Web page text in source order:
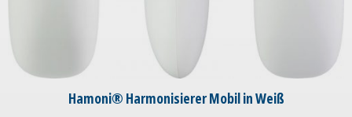
Hamoni® Harmonisierer Mobil in Weiß